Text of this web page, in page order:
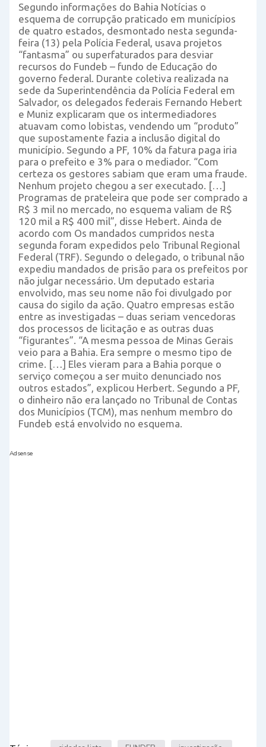
Segundo informações do Bahia Notícias o
esquema de corrupção praticado em municípios
de quatro estados, desmontado nesta segunda-
feira (13) pela Polícia Federal, usava projetos
“fantasma” ou superfaturados para desviar
recursos do Fundeb – fundo de Educação do
governo federal. Durante coletiva realizada na
sede da Superintendência da Polícia Federal em
Salvador, os delegados federais Fernando Hebert
e Muniz explicaram que os intermediadores
atuavam como lobistas, vendendo um “produto”
que supostamente fazia a inclusão digital do
município. Segundo a PF, 10% da fatura paga iria
para o prefeito e 3% para o mediador. “Com
certeza os gestores sabiam que eram uma fraude.
Nenhum projeto chegou a ser executado. […]
Programas de prateleira que pode ser comprado a
R$ 3 mil no mercado, no esquema valiam de R$
120 mil a R$ 400 mil”, disse Hebert. Ainda de
acordo com Os mandados cumpridos nesta
segunda foram expedidos pelo Tribunal Regional
Federal (TRF). Segundo o delegado, o tribunal não
expediu mandados de prisão para os prefeitos por
não julgar necessário. Um deputado estaria
envolvido, mas seu nome não foi divulgado por
causa do sigilo da ação. Quatro empresas estão
entre as investigadas – duas seriam vencedoras
dos processos de licitação e as outras duas
“figurantes”. “A mesma pessoa de Minas Gerais
veio para a Bahia. Era sempre o mesmo tipo de
crime. […] Eles vieram para a Bahia porque o
serviço começou a ser muito denunciado nos
outros estados”, explicou Herbert. Segundo a PF,
o dinheiro não era lançado no Tribunal de Contas
dos Municípios (TCM), mas nenhum membro do
Fundeb está envolvido no esquema.
Adsense